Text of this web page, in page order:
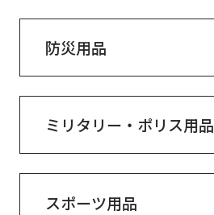
防災用品
ミリタリー・ポリス用品
スポーツ用品